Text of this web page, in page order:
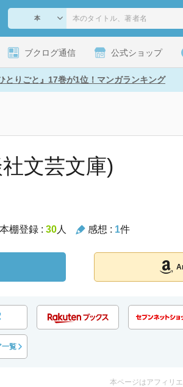
ブクログ通信 公式ショップ
とりごと』17巻が1位！マンガランキング
文芸文庫)
本棚登録 : 30人 感想 : 1件
一覧
本ページはアフィリ